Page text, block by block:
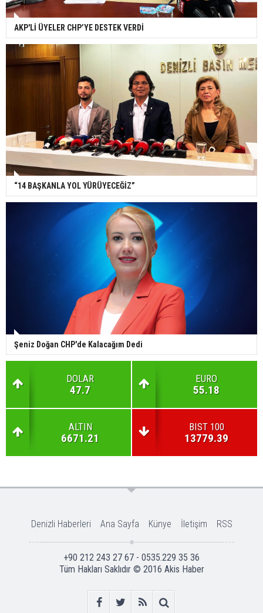
AKP'Lİ ÜYELER CHP’YE DESTEK VERDİ
“14 BAŞKANLA YOL YÜRÜYECEĞİZ”
Şeniz Doğan CHP'de Kalacağım Dedi
DOLAR
47.7
EURO
55.18
ALTIN
6671.21
BIST 100
13779.39
Denizli Haberleri Ana Sayfa Künye İletişim RSS
+90 212 243 27 67 - 0535.229 35 36
Tüm Hakları Saklıdır © 2016 Akis Haber